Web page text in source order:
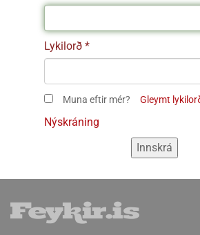
Lykilorð
Muna eftir mér? Gleymt
Nýskráning